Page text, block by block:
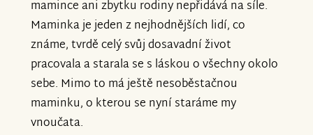
mamince ani zbytku rodiny nepřidává na síle.
Maminka je jeden z nejhodnějších lidí, co
známe, tvrdě celý svůj dosavadní život
pracovala a starala se s láskou o všechny okolo
sebe. Mimo to má ještě nesoběstačnou
maminku, o kterou se nyní staráme my
vnoučata.